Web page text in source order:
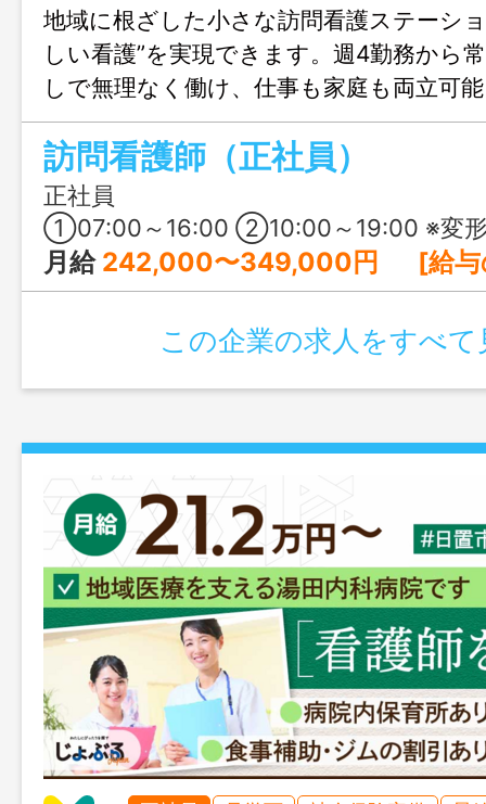
地域に根ざした小さな訪問看護ステーシ
しい看護”を実現できます。週4勤務から
しで無理なく働け、仕事も家庭も両立可
を積みながらステップアップもできる環
ト・アルバイトも同時募集中！
訪問看護師（正社員）
正社員
①07:00～16:00 ②10:00～19:00 ※変形労働時間制（1ヶ月単位で設定） ※上記は勤務の一例です。利用者の状況に合わせて、月
月給 242,000〜349,000円 [給与の内訳] 基本給：192,000〜289,000円 資格手当：40,000円 精
この企業の求人をすべて